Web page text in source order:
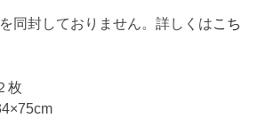
同封しておりません。詳しくはこち
枚